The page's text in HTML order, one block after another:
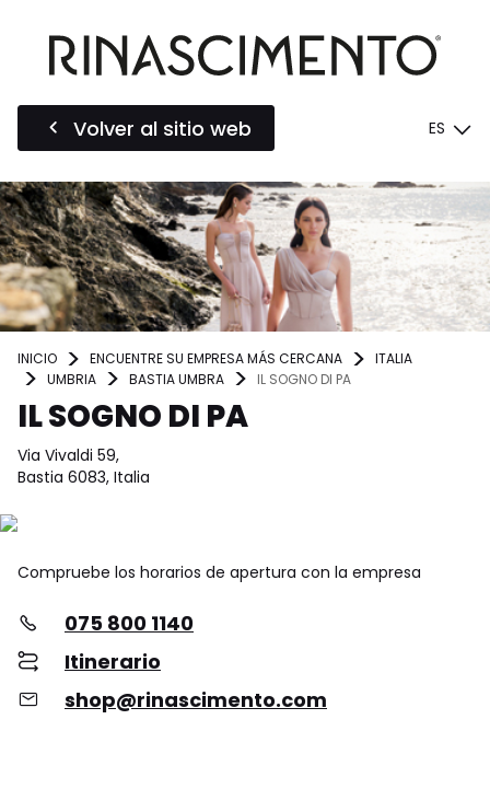
Volver al sitio web ES
INICIO ENCUENTRE SU EMPRESA MÁS CERCANA
ITALIA
UMBRIA
BASTIA UMBRA IL SOGNO DI PA
IL SOGNO DI PA
Via Vivaldi 59,
Bastia 6083, Italia
Compruebe los horarios de apertura con la empresa
075 800 1140
Itinerario
shop@rinascimento.com